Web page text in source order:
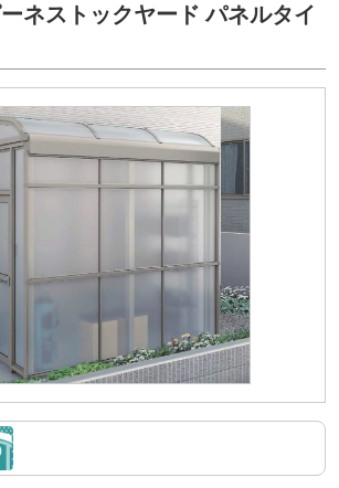
ネストックヤード パネルタイ